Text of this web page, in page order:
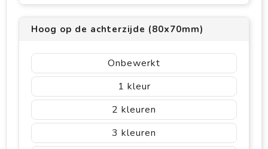
Hoog op de achterzijde (80x70mm)
Onbewerkt
1
2
3